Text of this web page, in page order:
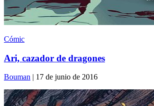
Cómic
Ari, cazador de dragones
Bouman | 17 de junio de 2016